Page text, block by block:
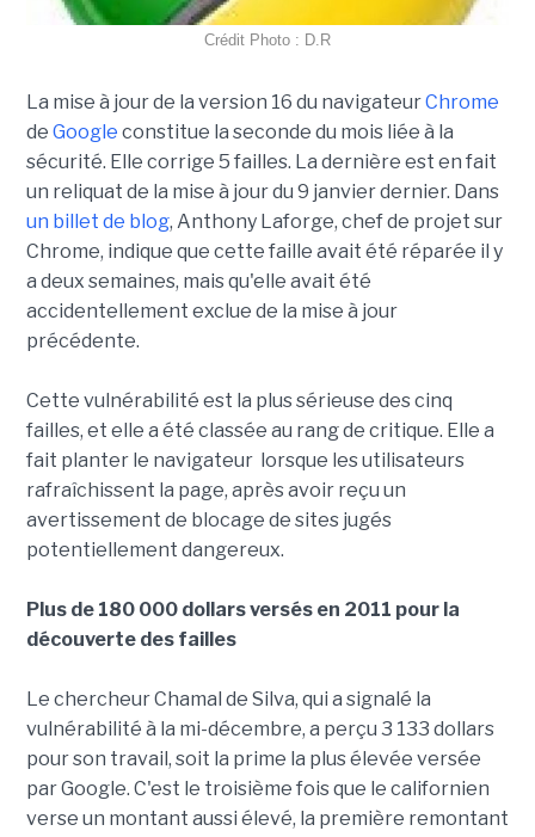
Crédit Photo : D.R
La mise à jour de la version 16 du navigateurChrome
de Google constitue la seconde du mois liée à la
sécurité. Elle corrige 5 failles. La dernière est en fait
un reliquat de la mise à jour du 9 janvier dernier. Dans
un billet de blog, Anthony Laforge, chef de projet sur
Chrome, indique que cette faille avait été réparée il y
a deux semaines, mais qu'elle avait été
accidentellement exclue de la mise à jour
précédente.
Cette vulnérabilité est la plus sérieuse des cinq
failles, et elle a été classée au rang de critique. Elle a
fait planter le navigateur lorsque les utilisateurs
rafraîchissent la page, après avoir reçu un
avertissement de blocage de sites jugés
potentiellement dangereux.
Plus de 180 000 dollars versés en 2011 pour la
découverte des failles
Le chercheur Chamal de Silva, qui a signalé la
vulnérabilité à la mi-décembre, a perçu 3 133 dollars
pour son travail, soit la prime la plus élevée versée
par Google. C'est le troisième fois que le californien
verse un montant aussi élevé, la première remontant